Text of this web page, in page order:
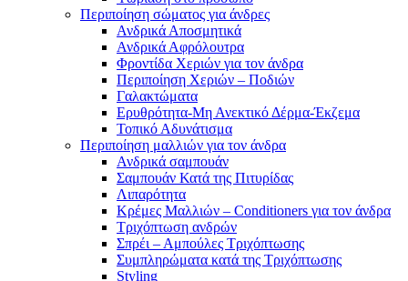
Περιποίηση σώματος για άνδρες
Ανδρικά Αποσμητικά
Ανδρικά Αφρόλουτρα
Φροντίδα Χεριών για τον άνδρα
Περιποίηση Χεριών – Ποδιών
Γαλακτώματα
Ερυθρότητα-Μη Ανεκτικό Δέρμα-Έκζεμα
Τοπικό Αδυνάτισμα
Περιποίηση μαλλιών για τον άνδρα
Ανδρικά σαμπουάν
Σαμπουάν Κατά της Πιτυρίδας
Λιπαρότητα
Κρέμες Μαλλιών – Conditioners για τον άνδρα
Τριχόπτωση ανδρών
Σπρέι – Αμπούλες Τριχόπτωσης
Συμπληρώματα κατά της Τριχόπτωσης
Styling